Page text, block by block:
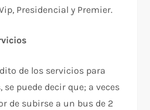
Presidencial y Premier.
de los servicios para
puede decir que; a veces
de subirse a un bus de 2